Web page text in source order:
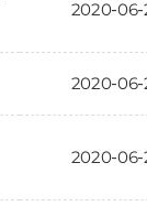
2020-06-
2020-06-
2020-06-